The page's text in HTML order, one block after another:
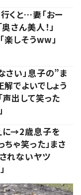
くと…妻「おー
さん美人！」
楽しそうww」
さい」息子の”ま
でよいでしょう
出して笑った
に→2歳息子を
ゃ笑った」まさ
れないヤツ